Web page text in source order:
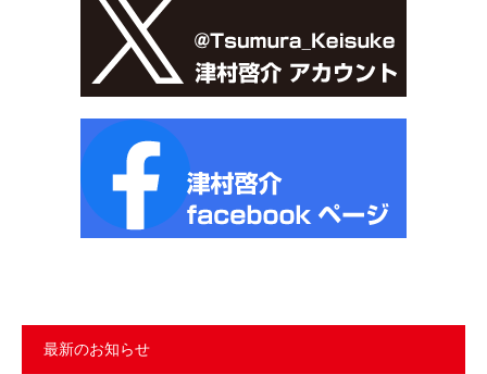
最新のお知らせ